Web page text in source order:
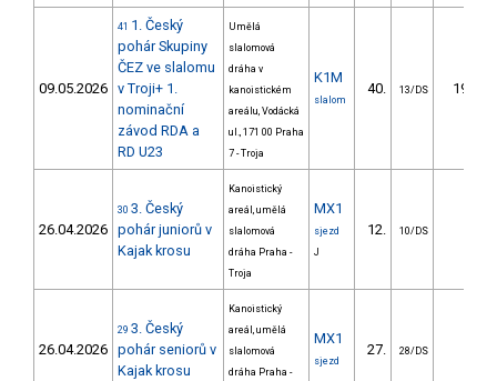
09.05.2026
41 1. Český
pohár Skupiny
ČEZ ve slalomu
v Troji+ 1.
nominační
závod RDA a
RD U23
Umělá
slalomová
dráha v
kanoistickém
areálu, Vodácká
ul., 171 00 Praha
7 - Troja
K1M
slalom
40. 13/DS 19.62
26.04.2026
30 3. Český
pohár juniorů v
Kajak krosu
Kanoistický
areál, umělá
slalomová
dráha Praha -
Troja
MX1
sjezd
J
12. 10/DS
26.04.2026
29 3. Český
pohár seniorů v
Kajak krosu
Kanoistický
areál, umělá
slalomová
dráha Praha -
MX1
sjezd
27. 28/DS